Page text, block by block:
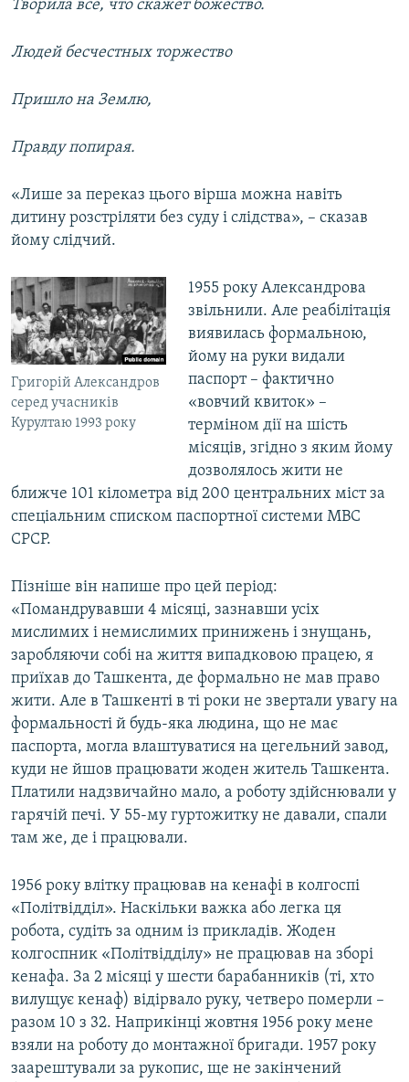
Творила все, что скажет божество.
Людей бесчестных торжество
Пришло на Землю,
Правду попирая.
«Лише за переказ цього вірша можна навіть
дитину розстріляти без суду і слідства», – сказав
йому слідчий.
Григорій Александров
серед учасників
Курултаю 1993 року
1955 року Александрова
звільнили. Але реабілітація
виявилась формальною,
йому на руки видали
паспорт – фактично
«вовчий квиток» –
терміном дії на шість
місяців, згідно з яким йому
дозволялось жити не
ближче 101 кілометра від 200 центральних міст за
спеціальним списком паспортної системи МВС
СРСР.
Пізніше він напише про цей період:
«Помандрувавши 4 місяці, зазнавши усіх
мислимих і немислимих принижень і знущань,
заробляючи собі на життя випадковою працею, я
приїхав до Ташкента, де формально не мав право
жити. Але в Ташкенті в ті роки не звертали увагу на
формальності й будь-яка людина, що не має
паспорта, могла влаштуватися на цегельний завод,
куди не йшов працювати жоден житель Ташкента.
Платили надзвичайно мало, а роботу здійснювали у
гарячій печі. У 55-му гуртожитку не давали, спали
там же, де і працювали.
1956 року влітку працював на кенафі в колгоспі
«Політвідділ». Наскільки важка або легка ця
робота, судіть за одним із прикладів. Жоден
колгоспник «Політвідділу» не працював на зборі
кенафа. За 2 місяці у шести барабанників (ті, хто
вилущує кенаф) відірвало руку, четверо померли –
разом 10 з 32. Наприкінці жовтня 1956 року мене
взяли на роботу до монтажної бригади. 1957 року
заарештували за рукопис, ще не закінчений